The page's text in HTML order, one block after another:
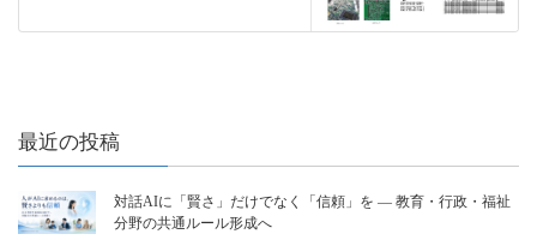
最近の投稿
対話AIに「賢さ」だけでなく「信頼」を ― 教育・行政・福祉
分野の共通ルール形成へ